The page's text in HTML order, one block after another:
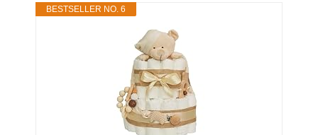
BESTSELLER NO. 6